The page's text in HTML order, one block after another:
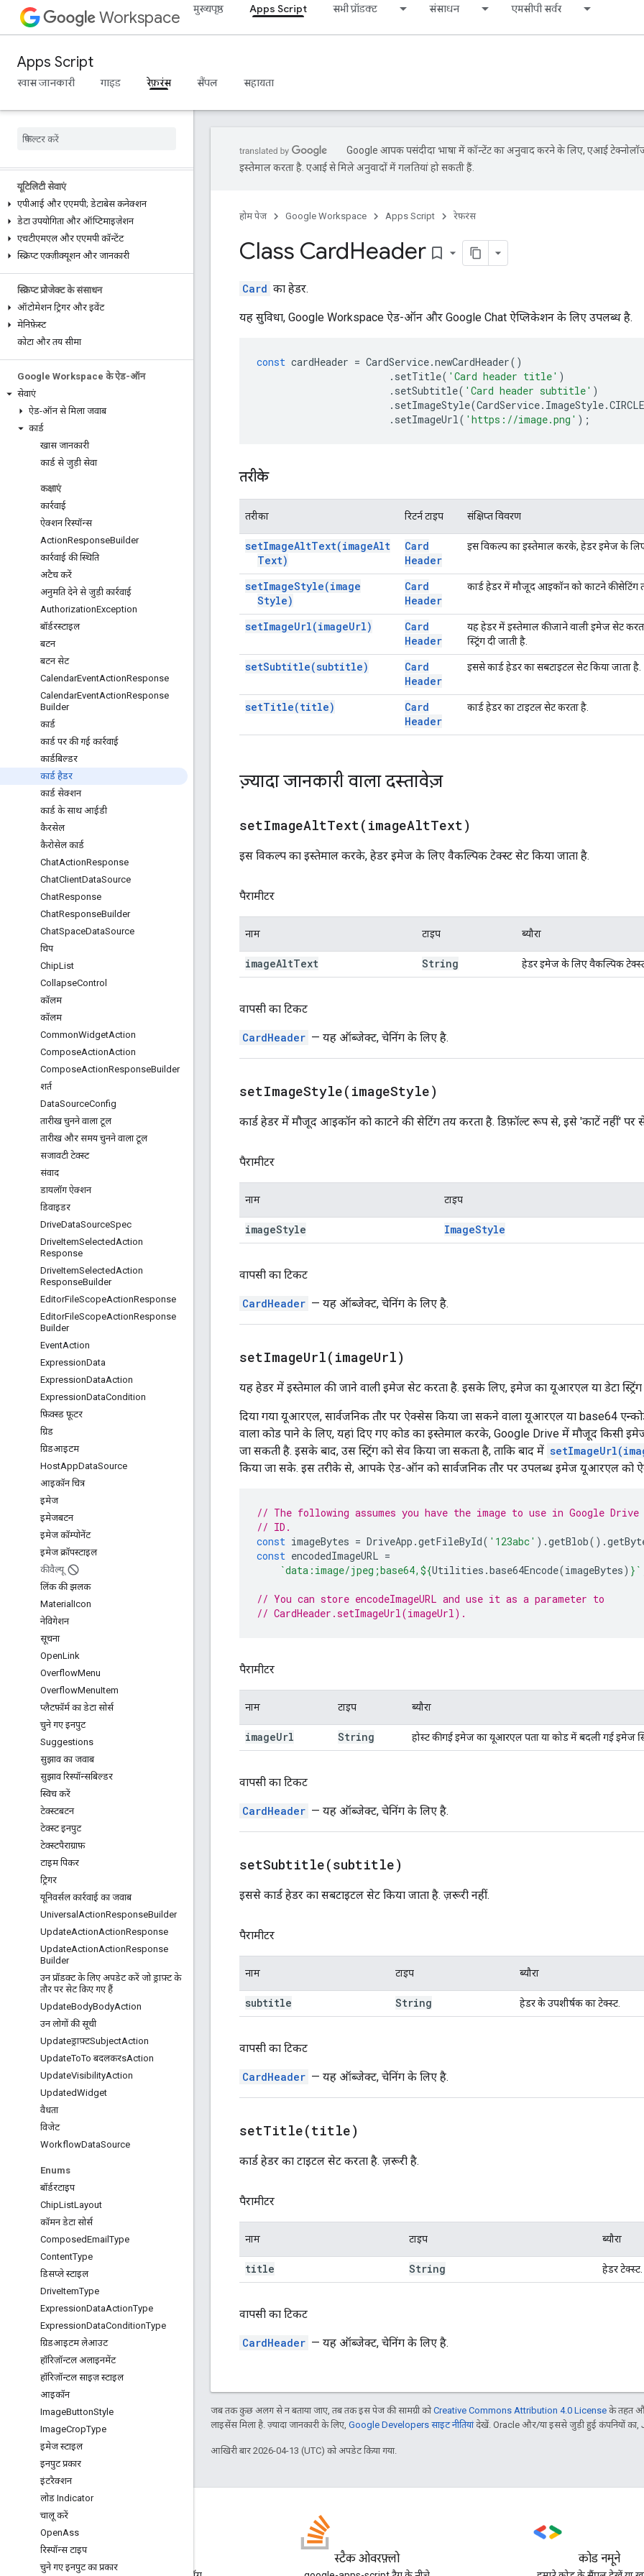
Workspace मुख्यपृष्ठ Apps Script सभी प्रॉडक्ट संसाधन एमसीपी सर्वर
Apps Script
खास जानकारी गाइड रेफ़रंस सैंपल सहायता
अधिक...
Google Analytics
Google Maps
YouTube
यूटिलिटी सेवाएं
एपीआई और एएमपी; डेटाबेस कनेक्शन
डेटा उपयोगिता और ऑप्टिमाइज़ेशन
एचटीएमएल और एएमपी कॉन्टेंट
स्क्रिप्ट एक्ज़ीक्यूशन और जानकारी
स्क्रिप्ट प्रोजेक्ट के संसाधन
ऑटोमेशन ट्रिगर और इवेंट
मेनिफ़ेस्ट
कोटा और तय सीमा
Google Workspace के ऐड-ऑन
सेवाएं
ऐड-ऑन से मिला जवाब
कार्ड
खास जानकारी
कार्ड से जुड़ी सेवा
कक्षाएं
कार्रवाई
ऐक्शन रिस्पॉन्स
ActionResponseBuilder
कार्रवाई की स्थिति
अटैच करें
अनुमति देने से जुड़ी कार्रवाई
AuthorizationException
बॉर्डरस्टाइल
बटन
बटन सेट
CalendarEventActionResponse
CalendarEventActionResponse
Builder
कार्ड
कार्ड पर की गई कार्रवाई
कार्डबिल्डर
कार्ड हैडर
कार्ड सेक्शन
कार्ड के साथ आईडी
कैरसेल
कैरोसेल कार्ड
ChatActionResponse
ChatClientDataSource
ChatResponse
ChatResponseBuilder
ChatSpaceDataSource
चिप
ChipList
CollapseControl
कॉलम
कॉलम
CommonWidgetAction
ComposeActionAction
ComposeActionResponseBuilder
शर्त
DataSourceConfig
तारीख चुनने वाला टूल
तारीख और समय चुनने वाला टूल
सजावटी टेक्स्ट
संवाद
डायलॉग ऐक्शन
डिवाइडर
DriveDataSourceSpec
DriveItemSelectedAction
Response
DriveItemSelectedAction
ResponseBuilder
EditorFileScopeActionResponse
EditorFileScopeActionResponse
Builder
EventAction
ExpressionData
ExpressionDataAction
ExpressionDataCondition
फ़िक्स्ड फ़ूटर
ग्रिड
ग्रिडआइटम
HostAppDataSource
आइकॉन चित्र
इमेज
इमेजबटन
इमेज कॉम्पोनेंट
इमेज क्रॉपस्टाइल
कीवैल्यू
लिंक की झलक
Material Icon
नेविगेशन
सूचना
OpenLink
OverflowMenu
OverflowMenuItem
प्लैटफ़ॉर्म का डेटा सोर्स
चुने गए इनपुट
Suggestions
सुझाव का जवाब
सुझाव रिस्पॉन्सबिल्डर
स्विच करें
टेक्स्टबटन
टेक्स्ट इनपुट
टेक्स्टपैराग्राफ़
टाइम पिकर
ट्रिगर
यूनिवर्सल कार्रवाई का जवाब
Universal ActionResponseBuilder
UpdateActionActionResponse
UpdateActionActionResponse
Builder
उन प्रॉडक्ट के लिए अपडेट करें जो ड्राफ़्ट के
तौर पर सेट किए गए हैं
UpdateBodyBodyAction
उन लोगों की सूची
Updateड्राफ़्टSubjectAction
UpdateToTo बदलकरsAction
UpdateVisibilityAction
UpdatedWidget
वैधता
विजेट
WorkflowDataSource
Enums
बॉर्डरटाइप
ChipListLayout
कॉमन डेटा सोर्स
ComposedEmailType
ContentType
डिसप्ले स्टाइल
DriveItemType
ExpressionDataActionType
ExpressionDataConditionType
ग्रिडआइटम लेआउट
हॉरिज़ॉन्टल अलाइनमेंट
हॉरिज़ॉन्टल साइज़ स्टाइल
आइकॉन
ImageButtonStyle
ImageCropType
इमेज स्टाइल
इनपुट प्रकार
इंटरैक्शन
लोड Indicator
चालू करें
OpenAss
रिस्पॉन्स टाइप
चुने गए इनपुट का प्रकार
Google आपकी पसंदीदा भाषा में कॉन्टेंट का अनुवाद करने के लिए, एआई
इस्तेमाल करता है. एआई से मिले अनुवादों में गलतियां हो सकती हैं.
होम पेज Google Workspace Apps Script रेफ़रंस
Class CardHeader bookmark_border
Card का हेडर.
यह सुविधा, Google Workspace ऐड-ऑन और Google Chat ऐप्लिकेशन के लिए उपलब्ध है.
const cardHeader = CardService.newCardHeader()
. setTitle( 'Card header title' )
. setSubtitle( 'Card header subtitle' )
. setImageStyle(CardService. ImageStyle.CIRCLE
. setImageUrl( 'https://image.png' );
तरीके
तरीका रिटर्न टाइप संक्षिप्त विवरण
setImageAltText(imageAlt
Text)
Card
Header
इस विकल्प का इस्तेमाल करके, हेडर इमेज के
setImageStyle(image
Style)
Card
Header
कार्ड हेडर में मौजूद आइकॉन को काटने की सेटिंग
setImageUrl(imageUrl)
Card
Header
यह हेडर में इस्तेमाल की जाने वाली इमेज सेट
स्ट्रिंग दी जाती है.
setSubtitle(subtitle)
Card
Header
इससे कार्ड हेडर का सबटाइटल सेट किया जाता है.
setTitle(title)
Card
Header
कार्ड हेडर का टाइटल सेट करता है.
ज़्यादा जानकारी वाला दस्तावेज़
setImageAltText( imageAltText)
इस विकल्प का इस्तेमाल करके, हेडर इमेज के लिए वैकल्पिक टेक्स्ट सेट किया जाता है.
पैरामीटर
नाम टाइप ब्यौरा
imageAltText String हेडर इमेज के लिए वैकल्पिक
वापसी का टिकट
CardHeader — यह ऑब्जेक्ट, चेनिंग के लिए है.
setImageStyle( imageStyle)
कार्ड हेडर में मौजूद आइकॉन को काटने की सेटिंग तय करता है. डिफ़ॉल्ट रूप से, इसे 'काटें नहीं' पर
पैरामीटर
नाम टाइप
imageStyle ImageStyle
वापसी का टिकट
CardHeader — यह ऑब्जेक्ट, चेनिंग के लिए है.
setImageUrl( imageUrl)
यह हेडर में इस्तेमाल की जाने वाली इमेज सेट करता है. इसके लिए, इमेज का यूआरएल या डेटा स्ट्रिंग
दिया गया यूआरएल, सार्वजनिक तौर पर ऐक्सेस किया जा सकने वाला यूआरएल या base64
वाला कोड पाने के लिए, यहां दिए गए कोड का इस्तेमाल करके, Google Drive में मौजूद किसी
जा सकती है. इसके बाद, उस स्ट्रिंग को सेव किया जा सकता है, ताकि बाद में
किया जा सके. इस तरीके से, आपके ऐड-ऑन को सार्वजनिक तौर पर उपलब्ध इमेज यूआरएल को
// The following assumes you have the image to use in Google
// ID.
const imageBytes = DriveApp .getFileById( '123abc' ).getBlob().
const encodedImageURL =
`data:image/jpeg;base64, ${Utilities .base64Encode(imageBytes) } `
// You can store encodeImageURL and use it as a parameter to
// CardHeader.setImageUrl(imageUrl).
पैरामीटर
नाम टाइप ब्यौरा
imageUrl String होस्ट की गई इमेज का यूआरएल पता या कोड में बदली गई इमेज
वापसी का टिकट
CardHeader — यह ऑब्जेक्ट, चेनिंग के लिए है.
setSubtitle(subtitle)
इससे कार्ड हेडर का सबटाइटल सेट किया जाता है. ज़रूरी नहीं.
पैरामीटर
नाम टाइप ब्यौरा
subtitle String हेडर के उपशीर्षक का टेक्स्ट.
वापसी का टिकट
CardHeader — यह ऑब्जेक्ट, चेनिंग के लिए है.
setTitle(title)
कार्ड हेडर का टाइटल सेट करता है. ज़रूरी है.
पैरामीटर
नाम टाइप ब्यौरा
title String हेडर टेक्स्ट.
वापसी का टिकट
CardHeader — यह ऑब्जेक्ट, चेनिंग के लिए है.
जब तक कुछ अलग से न बताया जाए, तब तक इस पेज की सामग्री कोCreative Commons Attribution 4.0 License के तहत
लाइसेंस मिला है. ज़्यादा जानकारी के लिए, Google Developers साइट नीतियांदेखें. Oracle और/या इससे जुड़ी हुई कंपनियों का,
आखिरी बार 2026-04-13 (UTC) को अपडेट किया गया.
स्टैक ओवरफ़्लो कोड नमूने